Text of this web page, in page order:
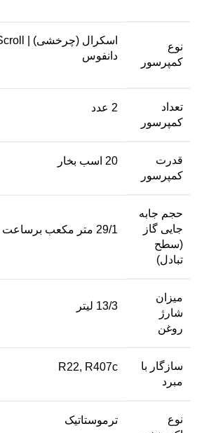
نوع
کمپرسور
دانفوس
تعداد
کمپرسور
2 عدد
قدرت
کمپرسور
20 اسب بخار
حجم جابه
جایی گاز
(سطح
تبادل)
29/1 متر مکعب برساعت
میزان
شارژ
روغن
13/3 لیتر
سازگار با
مبرد
R22, R407c
نوع
ترموستاتیک